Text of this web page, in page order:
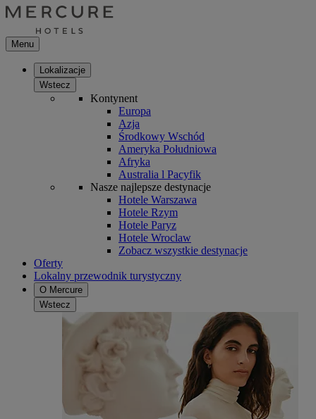
Menu
Lokalizacje
Wstecz
Kontynent
Europa
Azja
Środkowy Wschód
Ameryka Południowa
Afryka
Australia l Pacyfik
Nasze najlepsze destynacje
Hotele Warszawa
Hotele Rzym
Hotele Paryz
Hotele Wroclaw
Zobacz wszystkie destynacje
Oferty
Lokalny przewodnik turystyczny
O Mercure
Wstecz